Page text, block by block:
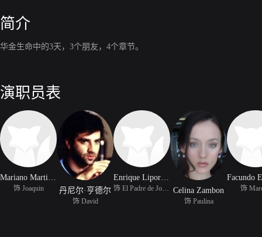
简介
华金生命中的3天，3个朋友，4个章节。
演职员表
Mariano Martinez
饰 Joaquin 丹尼尔·亨德尔
饰 David
Enrique Liporace
饰 El Padre de Joaquin Celina Zambon
饰 Paulina
饰